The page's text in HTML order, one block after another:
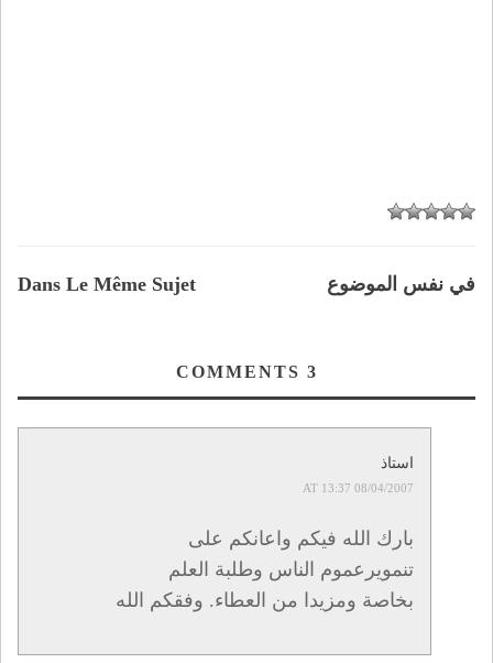
Dans Le Même Sujet في نفس الموضوع
3
استاذ
08/04/2007 AT 13:37
بارك الله فيكم واعانكم على
تنمويرعموم الناس وطلبة العلم
بخاصة ومزيدا من العطاء. وفقكم الله